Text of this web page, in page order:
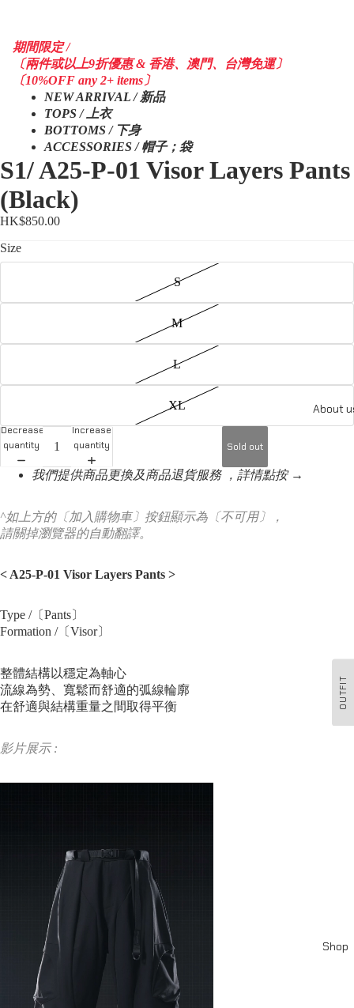
About
Shop
OUTFIT
期間限定 /
〔兩件或以上9折優惠 & 香港、澳門、台灣免運〕
〔10%OFF any 2+ items〕
NEW ARRIVAL / 新品
TOPS / 上衣
BOTTOMS / 下身
ACCESSORIES / 帽子；袋
S1/ A25-P-01 Visor Layers Pants
(Black)
HK$850.00
Size
S
M
L
XL
Decrease
quantity
Increase
quantity
Sold out
我們提供商品更換及商品退貨服務 ，詳情點按 →
^如上方的〔加入購物車〕按鈕顯示為〔不可用〕，
請關掉瀏覽器的自動翻譯。
< A25-P-01 Visor Layers Pants >
Type /〔Pants〕
Formation /〔Visor〕
整體結構以穩定為軸心
流線為勢、寬鬆而舒適的弧線輪廓
在舒適與結構重量之間取得平衡
影片展示 :